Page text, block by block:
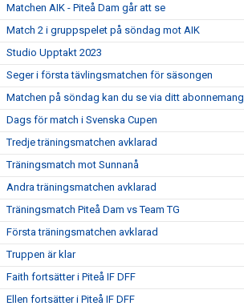
Matchen AIK - Piteå Dam går att se
Match 2 i gruppspelet på söndag mot AIK
Studio Upptakt 2023
Seger i första tävlingsmatchen för säsongen
Matchen på söndag kan du se via ditt abonnemang
Dags för match i Svenska Cupen
Tredje träningsmatchen avklarad
Träningsmatch mot Sunnanå
Andra träningsmatchen avklarad
Träningsmatch Piteå Dam vs Team TG
Första träningsmatchen avklarad
Truppen är klar
Faith fortsätter i Piteå IF DFF
Ellen fortsätter i Piteå IF DFF